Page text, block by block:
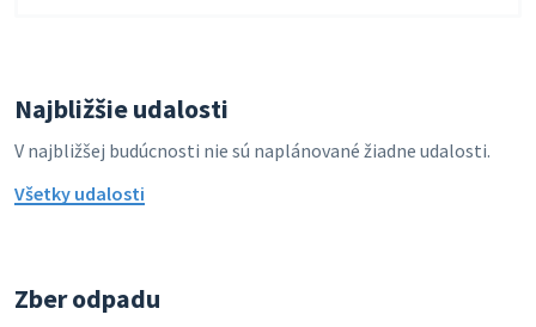
Najbližšie udalosti
V najbližšej budúcnosti nie sú naplánované žiadne udalosti.
Všetky udalosti
Zber odpadu